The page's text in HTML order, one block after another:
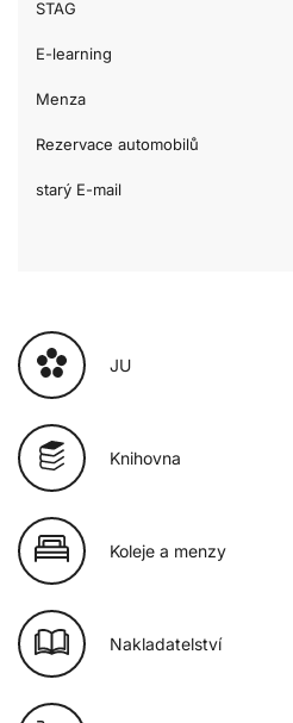
STAG
E-learning
Menza
Rezervace automobilů
starý E-mail
JU
Knihovna
Koleje a menzy
Nakladatelství